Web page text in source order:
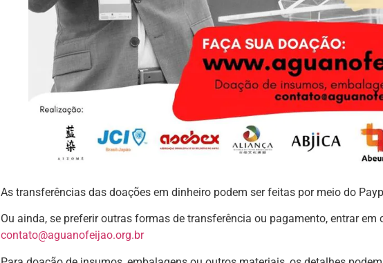
As transferências das doações em dinheiro podem ser feitas por meio do
Ou ainda, se preferir outras formas de transferência ou pagamento, entrar em
contato@aguanofeijao.org.br